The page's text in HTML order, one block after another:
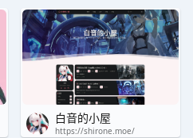
白音的小屋
https://shirone.moe/